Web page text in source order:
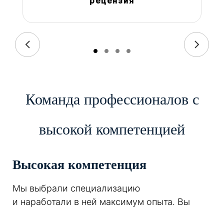
Команда профессионалов с
высокой компетенцией
Высокая компетенция
Мы выбрали специализацию
и наработали в ней максимум опыта. Вы